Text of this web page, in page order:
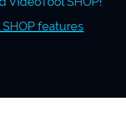
features